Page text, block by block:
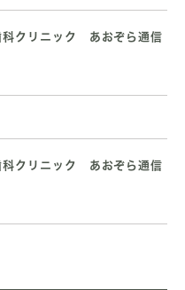
クリニック あおぞら通信
クリニック あおぞら通信